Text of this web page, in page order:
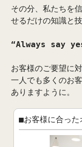
その分、私たちを
せるだけの知識と
“Always say
お客様のご要望に
一人でも多くのお
ありますように。
■お客様に合った